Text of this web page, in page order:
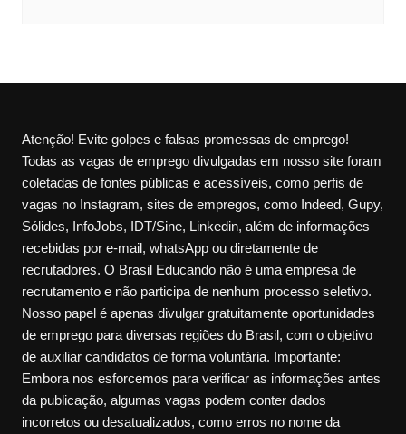
Atenção! Evite golpes e falsas promessas de emprego!
Todas as vagas de emprego divulgadas em nosso site foram
coletadas de fontes públicas e acessíveis, como perfis de
vagas no Instagram, sites de empregos, como Indeed, Gupy,
Sólides, InfoJobs, IDT/Sine, Linkedin, além de informações
recebidas por e-mail, whatsApp ou diretamente de
recrutadores. O Brasil Educando não é uma empresa de
recrutamento e não participa de nenhum processo seletivo.
Nosso papel é apenas divulgar gratuitamente oportunidades
de emprego para diversas regiões do Brasil, com o objetivo
de auxiliar candidatos de forma voluntária. Importante:
Embora nos esforcemos para verificar as informações antes
da publicação, algumas vagas podem conter dados
incorretos ou desatualizados, como erros no nome da